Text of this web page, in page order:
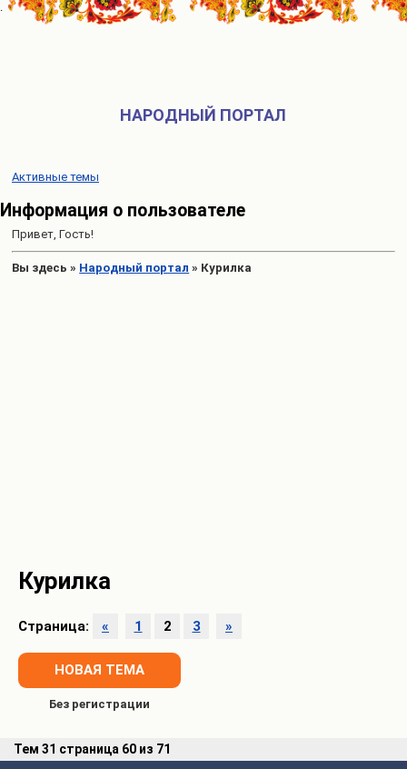
НАРОДНЫЙ ПОРТАЛ
Активные темы
Информация о пользователе
Привет, Гость!
Вы здесь » Народный портал » Курилка
Курилка
Страница: « 1 2 3 »
НОВАЯ ТЕМА
Тем 31 страница 60 из 71